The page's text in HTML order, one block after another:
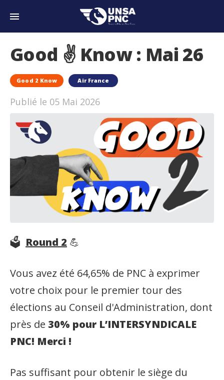
Good ✌️ Know : Mai 26
Good 2 Know Air France
Publié le 05 Mai 2026
🗳️ Round 2 💪
Vous avez été 64,65% de PNC à exprimer
votre choix pour le premier tour des
élections au Conseil d'Administration, dont
près de 30% pour L’INTERSYNDICALE
PNC! Merci !
Pas suffisant pour obtenir le siège du